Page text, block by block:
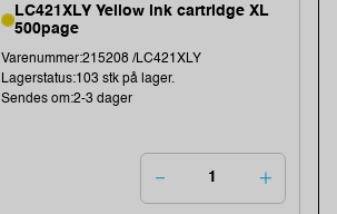
LC421XLY Yellow ink cartridge XL
500page
Varenummer:215208 /LC421XLY
Lagerstatus:103 stk på lager.
Sendes om:2-3 dager